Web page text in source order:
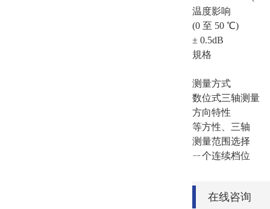
温度影响
(0 至 50 ℃)
± 0.5dB
規格
测量方式
数位式三轴测量
方向特性
等方性、三轴
测量范围选择
ㄧ个连续档位
在线咨询